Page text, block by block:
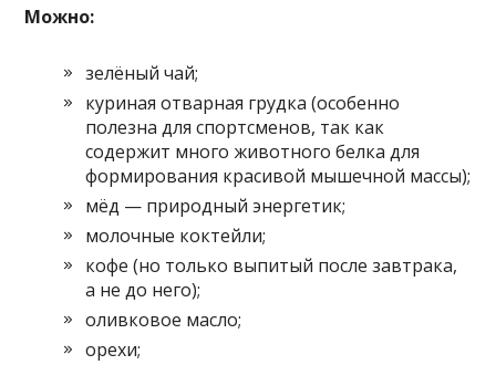
Можно:
зелёный чай;
куриная отварная грудка (особенно
полезна для спортсменов, так как
содержит много животного белка для
формирования красивой мышечной массы);
мёд — природный энергетик;
молочные коктейли;
кофе (но только выпитый после завтрака,
а не до него);
оливковое масло;
орехи;